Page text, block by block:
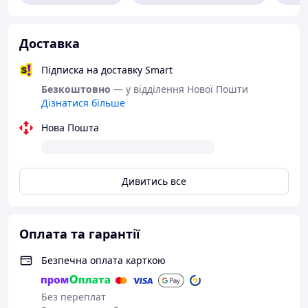
Доставка
Підписка на доставку Smart
Безкоштовно — у відділення Нової Пошти
Дізнатися більше
Нова Пошта
Дивитись все
Оплата та гарантії
Безпечна оплата карткою
Без переплат